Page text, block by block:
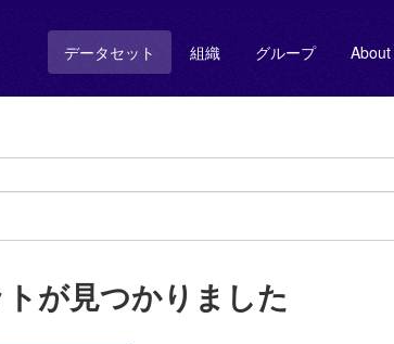
データセット 組織 グループ About
が見つかりました